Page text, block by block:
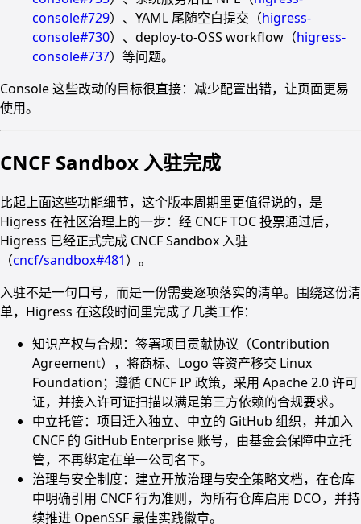
console#729）、YAML 尾随空白提交（higress-
console#730）、deploy-to-OSS workflow（higress-
console#737）等问题。
Console 这些改动的目标很直接：减少配置出错，让页面更易
使用。
CNCF Sandbox 入驻完成
比起上面这些功能细节，这个版本周期里更值得说的，是
Higress 在社区治理上的一步：经 CNCF TOC 投票通过后，
Higress 已经正式完成 CNCF Sandbox 入驻
（cncf/sandbox#481）。
入驻不是一句口号，而是一份需要逐项落实的清单。围绕这份清
单，Higress 在这段时间里完成了几类工作：
知识产权与合规：签署项目贡献协议（Contribution
Agreement），将商标、Logo 等资产移交 Linux
Foundation；遵循 CNCF IP 政策，采用 Apache 2.0 许可
证，并接入许可证扫描以满足第三方依赖的合规要求。
中立托管：项目迁入独立、中立的 GitHub 组织，并加入
CNCF 的 GitHub Enterprise 账号，由基金会保障中立托
管，不再绑定在单一公司名下。
治理与安全制度：建立开放治理与安全策略文档，在仓库
中明确引用 CNCF 行为准则，为所有仓库启用 DCO，并持
续推进 OpenSSF 最佳实践徽章。